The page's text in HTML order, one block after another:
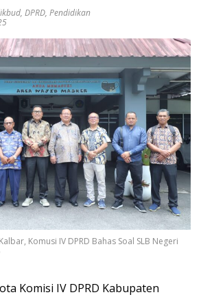
, DPRD, Pendidikan
Komusi IV DPRD Bahas Soal SLB Negeri
Komisi IV DPRD Kabupaten